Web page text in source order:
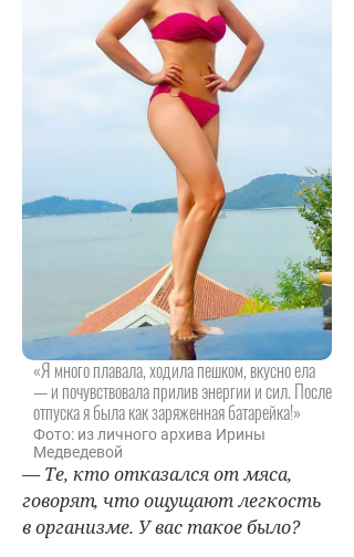
«Я много плавала, ходила пешком, вкусно ела
— и почувствовала прилив энергии и сил. После
отпуска я была как заряженная батарейка!»
Фото: из личного архива Ирины
Медведевой
— Те, кто отказался от мяса,
говорят, что ощущают легкость
в организме. У вас такое было?